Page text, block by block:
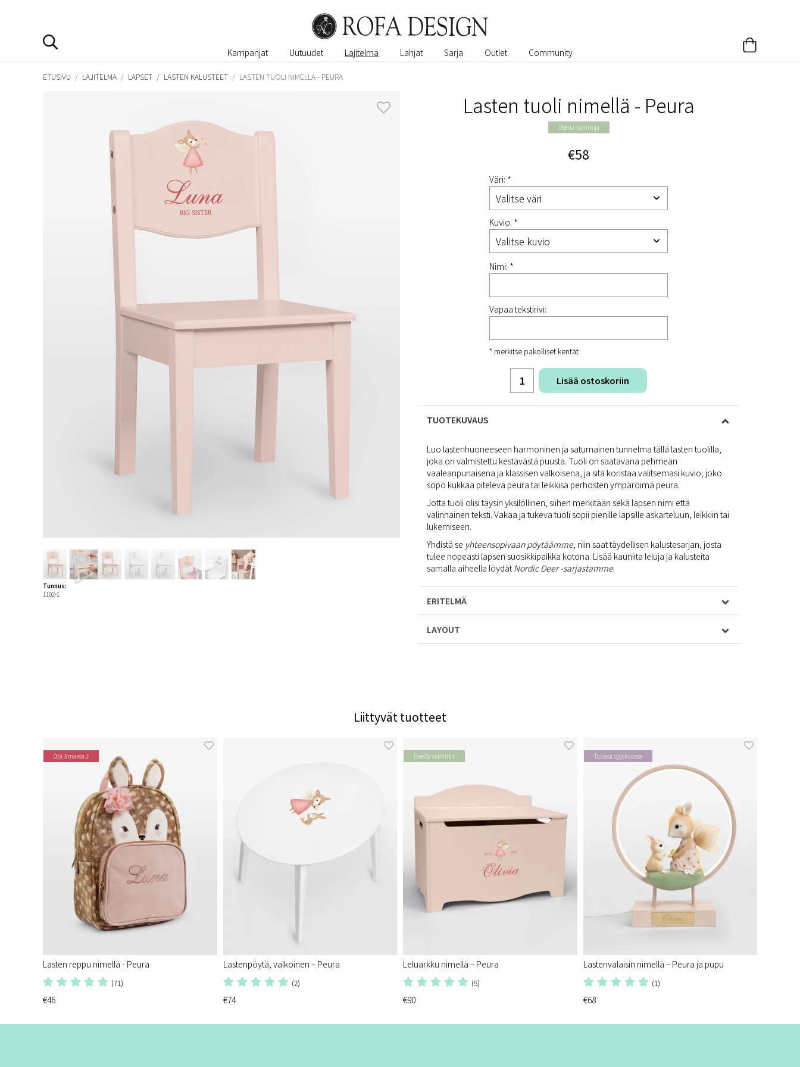
Kampanjat Uutuudet Lajitelma Lahjat Sarja Outlet Community
ETUSIVU / LAJITELMA / LAPSET / LASTEN KALUSTEET / LASTEN TUOLI NIMELLÄ - PEURA
Lasten tuoli nimellä - Peura
Useita valintoja
€58
Väri: *
Kuvio: *
Nimi: *
Vapaa tekstirivi:
* merkitse pakolliset kentät
Lisää ostoskoriin
TUOTEKUVAUS
Luo lastenhuoneeseen harmoninen ja satumainen tunnelma tällä lasten tuolilla,
joka on valmistettu kestävästä puusta. Tuoli on saatavana pehmeän
vaaleanpunaisena ja klassisen valkoisena, ja sitä koristaa valitsemasi kuvio; joko
söpö kukkaa pitelevä peura tai leikkisä perhosten ympäröimä peura.
Jotta tuoli olisi täysin yksilöllinen, siihen merkitään sekä lapsen nimi että
valinnainen teksti. Vakaa ja tukeva tuoli sopii pienille lapsille askarteluun, leikkiin tai
lukemiseen.
Yhdistä se yhteensopivaan pöytäämme, niin saat täydellisen kalustesarjan, josta
tulee nopeasti lapsen suosikkipaikka kotona. Lisää kauniita leluja ja kalusteita
samalla aiheella löydätNordic Deer -sarjastamme.
ERITELMÄ
LAYOUT
Tunnus:
1102-1
Liittyvät tuotteet
Ota 3 maksa 2
Lasten reppu nimellä - Peura
(71)
€46
Lastenpöytä, valkoinen – Peura
(2)
€74
Useita valintoja
Leluarkku nimellä – Peura
(5)
€90
Tulossa syyskuussa
Lastenvalaisin nimellä – Peura ja pupu
(1)
€68